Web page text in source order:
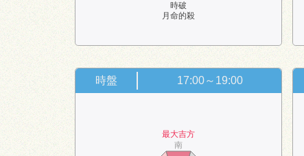
時破
月命的殺
時盤 17:00～19:00
最大吉方
南